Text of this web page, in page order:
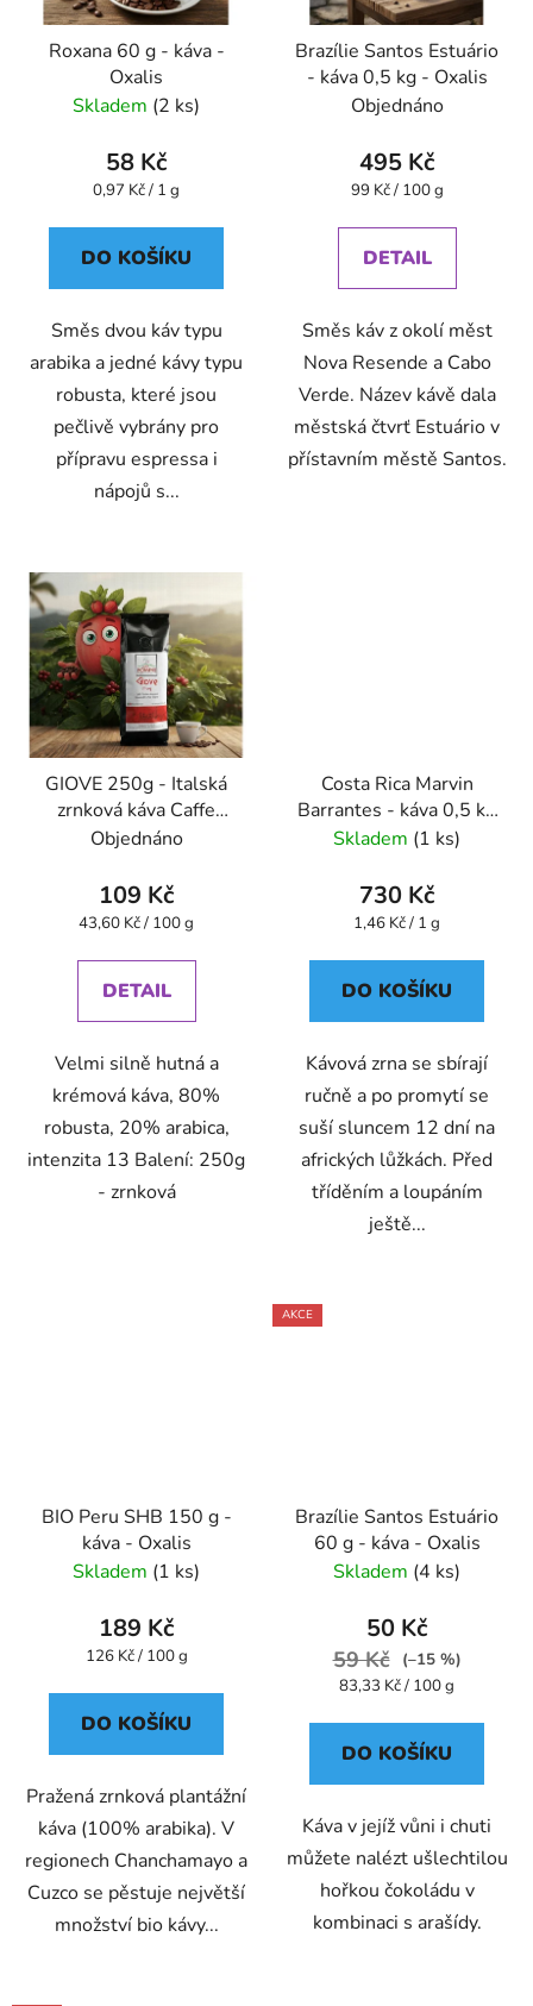
Roxana 60 g - káva -
Oxalis
Skladem (2 ks)
58 Kč
Měrná
0,97 Kč / 1 g
DO KOŠÍKU
Směs dvou káv typu
arabika a jedné kávy typu
robusta, které jsou
pečlivě vybrány pro
přípravu espressa i
nápojů s...
Brazílie Santos Estuário
- káva 0,5 kg - Oxalis
Objednáno
495 Kč
Měrná
99 Kč / 100 g
DETAIL
Směs káv z okolí měst
Nova Resende a Cabo
Verde. Název kávě dala
městská čtvrť Estuário v
přístavním městě Santos.
GIOVE 250g - Italská
zrnková káva Caffe
Pompeii
Objednáno
109 Kč
Měrná
43,60 Kč / 100 g
DETAIL
Velmi silně hutná a
krémová káva, 80%
robusta, 20% arabica,
intenzita 13 Balení: 250g
- zrnková
Costa Rica Marvin
Barrantes - káva 0,5 kg
- Oxalis
Skladem (1 ks)
730 Kč
Měrná
1,46 Kč / 1 g
DO KOŠÍKU
Kávová zrna se sbírají
ručně a po promytí se
suší sluncem 12 dní na
afrických lůžkách. Před
tříděním a loupáním
ještě...
BIO Peru SHB 150 g -
káva - Oxalis
Skladem (1 ks)
189 Kč
Měrná
126 Kč / 100 g
DO KOŠÍKU
Pražená zrnková plantážní
káva (100% arabika). V
regionech Chanchamayo a
Cuzco se pěstuje největší
množství bio kávy...
AKCE
Brazílie Santos Estuário
60 g - káva - Oxalis
Skladem (4 ks)
50 Kč
59 Kč
(–15 %)
Měrná
83,33 Kč / 100 g
DO KOŠÍKU
Káva v jejíž vůni i chuti
můžete nalézt ušlechtilou
hořkou čokoládu v
kombinaci s arašídy.